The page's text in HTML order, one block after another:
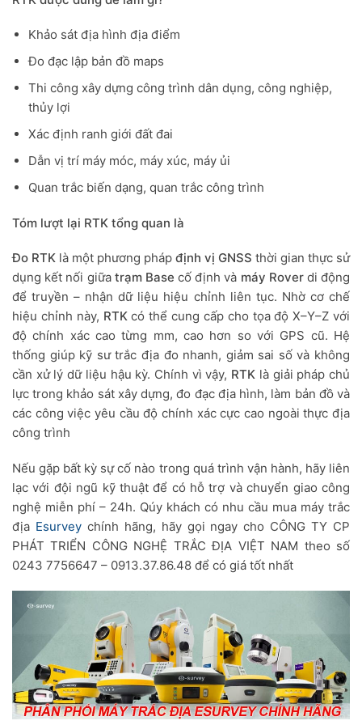
Khảo sát địa hình địa điểm
Đo đạc lập bản đồ maps
Thi công xây dựng công trình dân dụng, công nghiệp,
thủy lợi
Xác định ranh giới đất đai
Dẫn vị trí máy móc, máy xúc, máy ủi
Quan trắc biến dạng, quan trắc công trình
Tóm lượt lại RTK tổng quan là
Đo RTK là một phương pháp định vị GNSS thời gian thực sử
dụng kết nối giữa trạm Base cố định và máy Roverdi động
để truyền – nhận dữ liệu hiệu chỉnh liên tục. Nhờ cơ chế
hiệu chỉnh này, RTKcó thể cung cấp cho tọa độ X–Y–Z với
độ chính xác cao từng mm, cao hơn so với GPS cũ. Hệ
thống giúp kỹ sư trắc địa đo nhanh, giảm sai số và không
cần xử lý dữ liệu hậu kỳ. Chính vì vậy, RTK là giải pháp chủ
lực trong khảo sát xây dựng, đo đạc địa hình, làm bản đồ và
các công việc yêu cầu độ chính xác cực cao ngoài thực địa
công trình
Nếu gặp bất kỳ sự cố nào trong quá trình vận hành, hãy liên
lạc với đội ngũ kỹ thuật để có hỗ trợ và chuyển giao công
nghệ miễn phí – 24h. Qúy khách có nhu cầu mua máy trắc
địa Esurveychính hãng, hãy gọi ngay cho CÔNG TY CP
PHÁT TRIỂN CÔNG NGHỆ TRẮC ĐỊA VIỆT NAM theo số
0243 7756647 – 0913.37.86.48 để có giá tốt nhất